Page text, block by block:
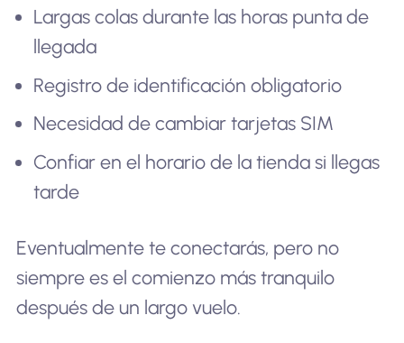
Largas colas durante las horas punta de
llegada
Registro de identificación obligatorio
Necesidad de cambiar tarjetas SIM
Confiar en el horario de la tienda si llegas
tarde
Eventualmente te conectarás, pero no
siempre es el comienzo más tranquilo
después de un largo vuelo.